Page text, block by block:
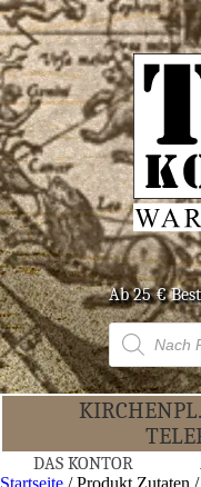
Ab 25 €
Products
search
DAS KON­TOR
Startseite / Produkt Zutaten